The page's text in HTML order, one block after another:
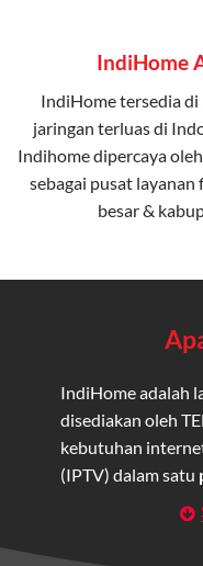
IndiHome
IndiHome tersedia
jaringan terluas di
Indihome dipercaya
sebagai pusat
besar &
IndiHome adalah
disediakan oleh
kebutuhan
(IPTV) dalam satu
Layanan Wifi